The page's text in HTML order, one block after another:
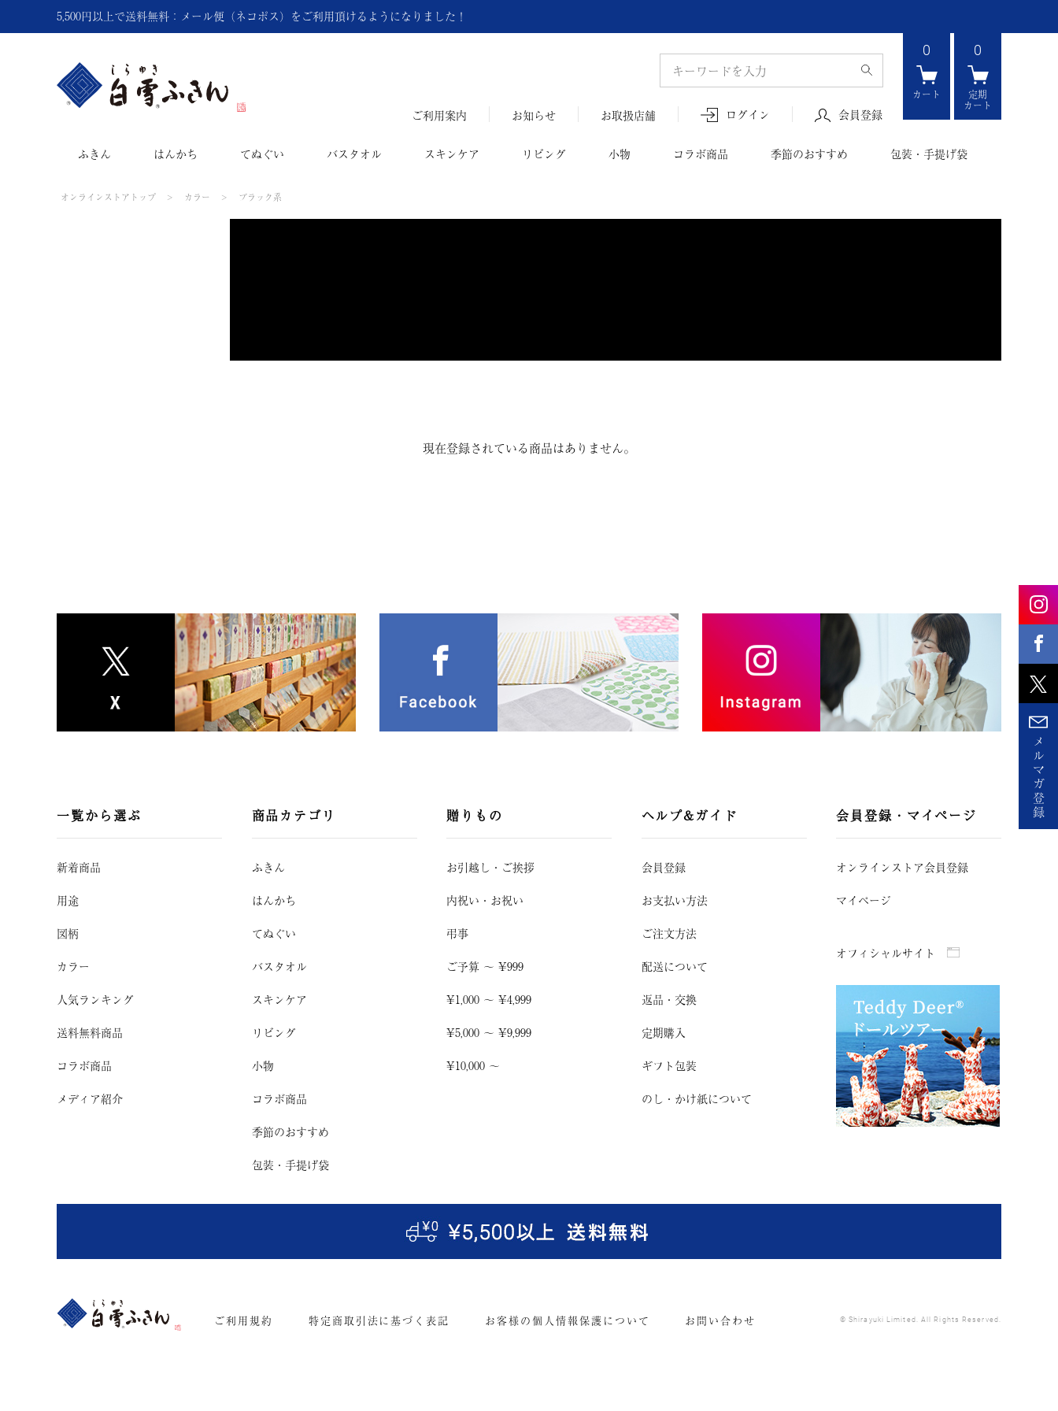
メ
ル
マ
ガ
登
録
5,500円以上で送料無料：メール便（ネコポス）をご利用頂けるようになりました！
ご利用案内 お知らせ お取扱店舗 ログイン 会員登録
0
カート
0
定期
カート
ふきん はんかち てぬぐい バスタオル スキンケア リビング 小物 コラボ商品 季節のおすすめ 包装・手提げ袋
オンラインストアトップ カラー ブラック系
現在登録されている商品はありません。
一覧から選ぶ
新着商品
用途
図柄
カラー
人気ランキング
送料無料商品
コラボ商品
メディア紹介
商品カテゴリ
ふきん
はんかち
てぬぐい
バスタオル
スキンケア
リビング
小物
コラボ商品
季節のおすすめ
包装・手提げ袋
贈りもの
お引越し ・ ご挨拶
内祝い・お祝い
弔事
ご予算 〜 ¥999
¥1,000 〜 ¥4,999
¥5,000 〜 ¥9,999
¥10,000 〜
ヘルプ&ガイド
会員登録
お支払い方法
ご注文方法
配送について
返品・交換
定期購入
ギフト包装
のし・かけ紙について
会員登録・マイページ
オンラインストア会員登録
マイページ
オフィシャルサイト
ご利用規約 特定商取引法に基づく表記 お客様の個人情報保護について お問い合わせ © Shirayuki Limited. All Rights Reserved.